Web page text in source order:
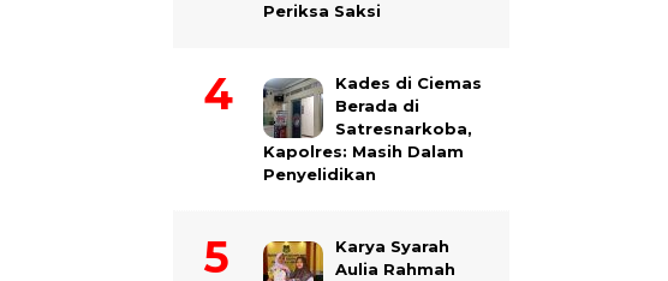
Periksa Saksi
Kades di Ciemas
Berada di
Satresnarkoba,
Kapolres: Masih Dalam
Penyelidikan
Karya Syarah
Aulia Rahmah